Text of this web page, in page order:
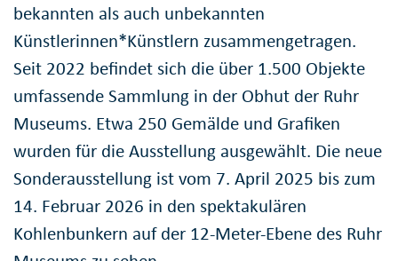
bekannten als auch unbekannten
Künstlerinnen*Künstlern zusammengetragen.
Seit 2022 befindet sich die über 1.500 Objekte
umfassende Sammlung in der Obhut der Ruhr
Museums. Etwa 250 Gemälde und Grafiken
wurden für die Ausstellung ausgewählt. Die neue
Sonderausstellung ist vom 7. April 2025 bis zum
14. Februar 2026 in den spektakulären
Kohlenbunkern auf der 12-Meter-Ebene des Ruhr